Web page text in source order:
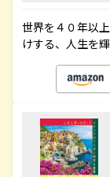
世界を４０年以
けする、人生を